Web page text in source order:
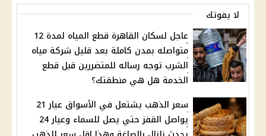
لا يفوتك
عاجل لسكان القاهرة قطع المياه لمدة 12
متواصله بمدن كاملة بعد قليل شركة مياه
الشرب توجه رساله للمتضررين قبل قطع
الخدمة هل هي منطقتك؟
سعر الذهب يشتعل في الأسواق عيار 21
يواصل القفز حتي يصل للسماء وعيار 24